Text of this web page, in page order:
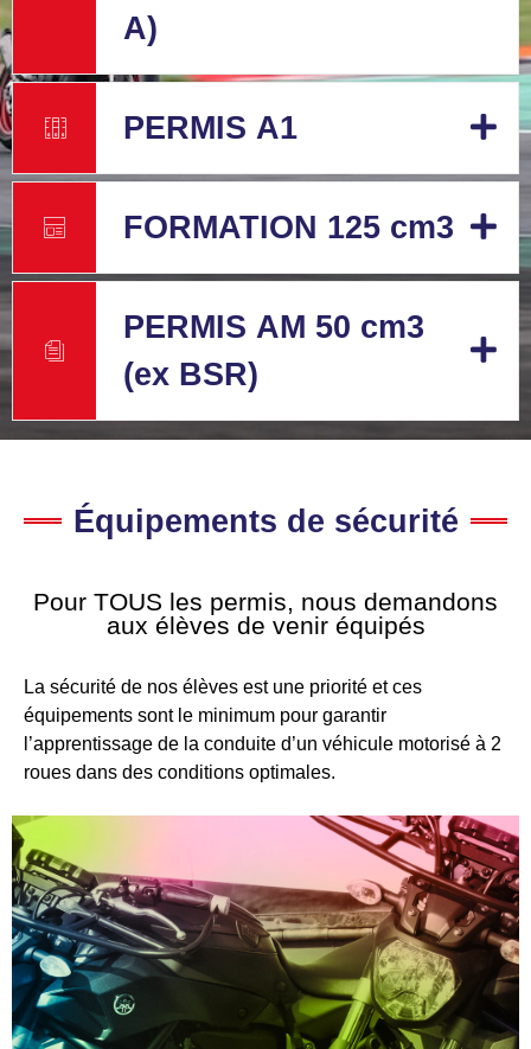
A)
PERMIS A1
FORMATION 125 cm3
PERMIS AM 50 cm3
(ex BSR)
Équipements de sécurité
Pour TOUS les permis, nous demandons
aux élèves de venir équipés
La sécurité de nos élèves est une priorité et ces
équipements sont le minimum pour garantir
l’apprentissage de la conduite d’un véhicule motorisé à 2
roues dans des conditions optimales.